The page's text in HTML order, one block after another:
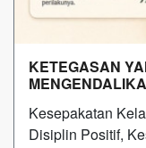
KETEGASAN
Kesepakatan
Disiplin Positif,